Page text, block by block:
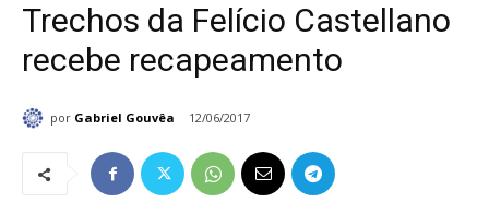
Trechos da Felício Castellano
recebe recapeamento
por Gabriel Gouvêa 12/06/2017